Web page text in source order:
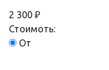
2 300 ₽
Стоимоть:
От